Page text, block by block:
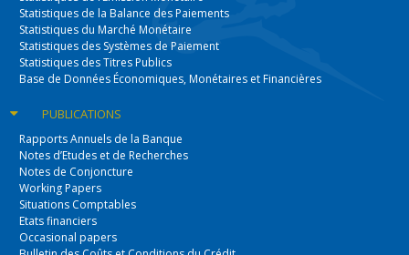
Statistiques de la Balance des Paiements
Statistiques du Marché Monétaire
Statistiques des Systèmes de Paiement
Statistiques des Titres Publics
Base de Données Économiques, Monétaires et Financières
PUBLICATIONS
Rapports Annuels de la Banque
Notes d’Etudes et de Recherches
Notes de Conjoncture
Working Papers
Situations Comptables
Etats financiers
Occasional papers